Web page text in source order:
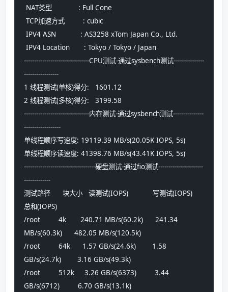
NAT类型             : Full Cone
TCP加速方式         : cubic
IPV4 ASN            : AS3258 xTom Japan Co., Ltd.
IPV4 Location       : Tokyo / Tokyo / Japan
--------------------------------CPU测试-通过sysbench测试---------------
-----------------
1 线程测试(单核)得分:   1601.12
2 线程测试(多核)得分:   3199.58
--------------------------------内存测试-通过sysbench测试---------------
------------------
单线程顺序写速度: 19119.39 MB/s(20.05K IOPS, 5s)
单线程顺序读速度: 41398.76 MB/s(43.41K IOPS, 5s)
-----------------------------------硬盘测试-通过fio测试----------------------
-------------
测试路径      块大小   读测试(IOPS)            写测试(IOPS)
总和(IOPS)
/root         4k       240.71 MB/s(60.2k)      241.34
MB/s(60.3k)      482.05 MB/s(120.5k)
/root         64k      1.57 GB/s(24.6k)        1.58
GB/s(24.7k)        3.16 GB/s(49.3k)
/root         512k     3.26 GB/s(6373)         3.44
GB/s(6712)         6.70 GB/s(13.1k)